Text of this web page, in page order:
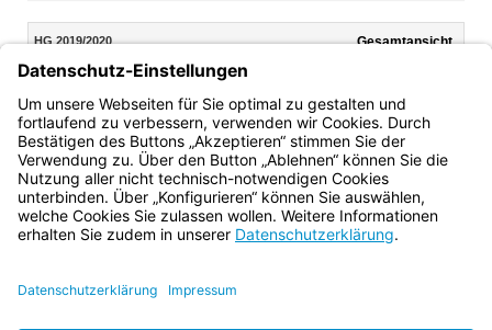
Inhalt
HG 2019/2020
Fassung: 24.05.2019
Gesamtansicht
Art. 6h (aufgehoben)
Bayern.de
BayernPortal
Impressum